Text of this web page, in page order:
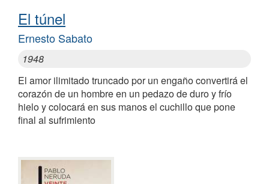
El túnel
Ernesto Sabato
1948
El amor ilimitado truncado por un engaño convertirá el
corazón de un hombre en un pedazo de duro y frío
hielo y colocará en sus manos el cuchillo que pone
final al sufrimiento